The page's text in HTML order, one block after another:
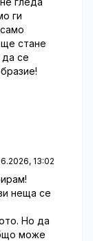
ги
стане
да се
13:02
неща се
Но да
може